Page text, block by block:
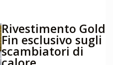
Rivestimento Gold
Fin esclusivo sugli
scambiatori di